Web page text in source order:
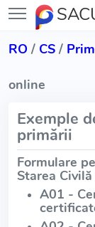
RO / CS /
online
Exemple
primării
Formulare
Starea Civilă
A01 -